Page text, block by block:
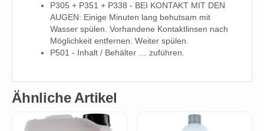
P305 + P351 + P338 - BEI KONTAKT MIT DEN
AUGEN: Einige Minuten lang behutsam mit
Wasser spülen. Vorhandene Kontaktlinsen nach
Möglichkeit entfernen. Weiter spülen.
P501 - Inhalt / Behälter … zuführen.
Ähnliche Artikel